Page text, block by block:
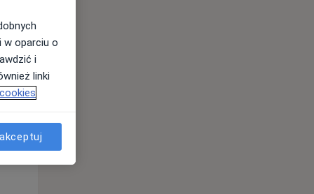
Śr,
w oparciu o
i
linki